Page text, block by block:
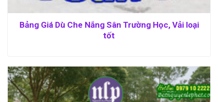
Bảng Giá Dù Che Nắng Sân Trường Học, Vải loại
tốt